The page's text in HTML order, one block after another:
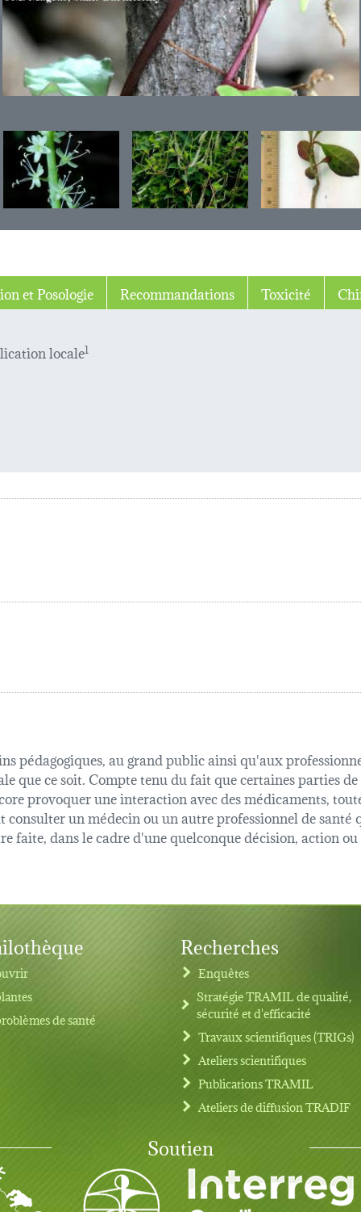
et Posologie Recommandations Toxicité
locale1
pédagogiques, au grand public ainsi qu'aux
que ce soit. Compte tenu du fait que certaines parties
provoquer une interaction avec des médicaments,
un médecin ou un autre professionnel de
dans le cadre d'une quelconque décision, action
de santé
Recherches
Enquêtes
Stratégie TRAMIL de qualité,
sécurité et d'efficacité
Travaux scientifiques (TRIGs)
Ateliers scientifiques
Publications TRAMIL
Ateliers de diffusion TRADIF
Soutien